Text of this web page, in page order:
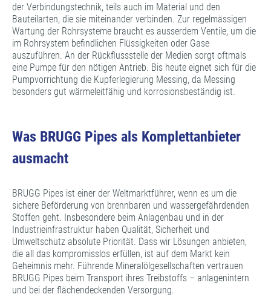
der Verbindungstechnik, teils auch im Material und den
Bauteilarten, die sie miteinander verbinden. Zur regelmässigen
Wartung der Rohrsysteme braucht es ausserdem Ventile, um die
im Rohrsystem befindlichen Flüssigkeiten oder Gase
auszuführen. An der Rückflussstelle der Medien sorgt oftmals
eine Pumpe für den nötigen Antrieb. Bis heute eignet sich für die
Pumpvorrichtung die Kupferlegierung Messing, da Messing
besonders gut wärmeleitfähig und korrosionsbeständig ist.
Was BRUGG Pipes als Komplettanbieter
ausmacht
BRUGG Pipes ist einer der Weltmarktführer, wenn es um die
sichere Beförderung von brennbaren und wassergefährdenden
Stoffen geht. Insbesondere beim Anlagenbau und in der
Industrieinfrastruktur haben Qualität, Sicherheit und
Umweltschutz absolute Priorität. Dass wir Lösungen anbieten,
die all das kompromisslos erfüllen, ist auf dem Markt kein
Geheimnis mehr. Führende Mineralölgesellschaften vertrauen
BRUGG Pipes beim Transport ihres Treibstoffs – anlagenintern
und bei der flächendeckenden Versorgung.